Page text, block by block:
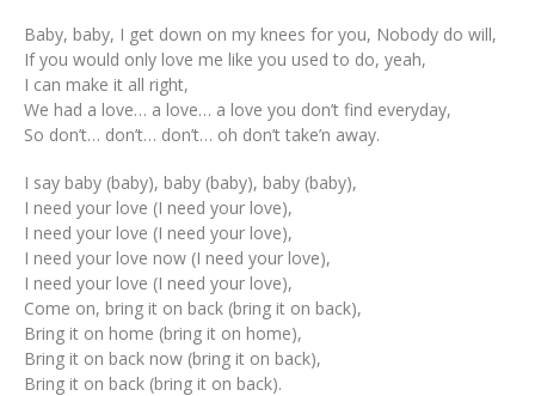
Baby, baby, I get down on my knees for you, Nobody do will,
If you would only love me like you used to do, yeah,
I can make it all right,
We had a love… a love… a love you don’t find everyday,
So don’t… don’t… don’t… oh don’t take’n away.
I say baby (baby), baby (baby), baby (baby),
I need your love (I need your love),
I need your love (I need your love),
I need your love now (I need your love),
I need your love (I need your love),
Come on, bring it on back (bring it on back),
Bring it on home (bring it on home),
Bring it on back now (bring it on back),
Bring it on back (bring it on back).